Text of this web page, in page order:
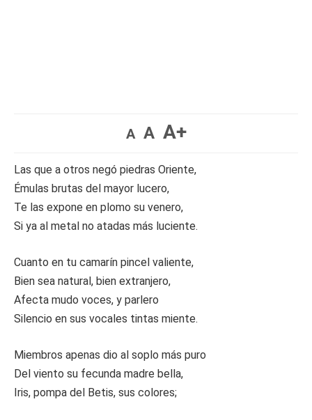
A A A+
Las que a otros negó piedras Oriente,
Émulas brutas del mayor lucero,
Te las expone en plomo su venero,
Si ya al metal no atadas más luciente.
Cuanto en tu camarín pincel valiente,
Bien sea natural, bien extranjero,
Afecta mudo voces, y parlero
Silencio en sus vocales tintas miente.
Miembros apenas dio al soplo más puro
Del viento su fecunda madre bella,
Iris, pompa del Betis, sus colores;